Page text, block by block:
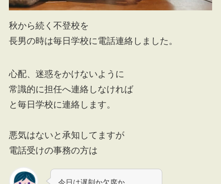
秋から続く不登校を
長男の時は毎日学校に電話連絡しました。
心配、迷惑をかけないように
常識的に担任へ連絡しなければ
と毎日学校に連絡します。
悪気はないと承知してますが
電話受けの事務の方は